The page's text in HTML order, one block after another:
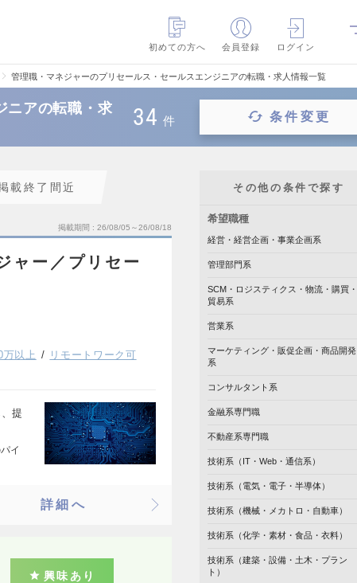
初めての方へ
会員登録 ログイン
管理職・マネジャーのプリセールス・セールスエンジニアの転職・求人情報一覧
ニアの転職・求
34 件 条件変更
載終了間近
掲載期間 26/08/05～26/08/18
ャー／プリセー
万以上
リモートワーク可
提
イ
詳細へ
興味あり
その他の条件で探す
希望職種
経営・経営企画・事業企画系
管理部門系
SCM・ロジスティクス・物流・購買・
貿易系
営業系
マーケティング・販促企画・商品開発
系
コンサルタント系
金融系専門職
不動産系専門職
技術系（IT・Web・通信系）
技術系（電気・電子・半導体）
技術系（機械・メカトロ・自動車）
技術系（化学・素材・食品・衣料）
技術系（建築・設備・土木・プラン
ト）